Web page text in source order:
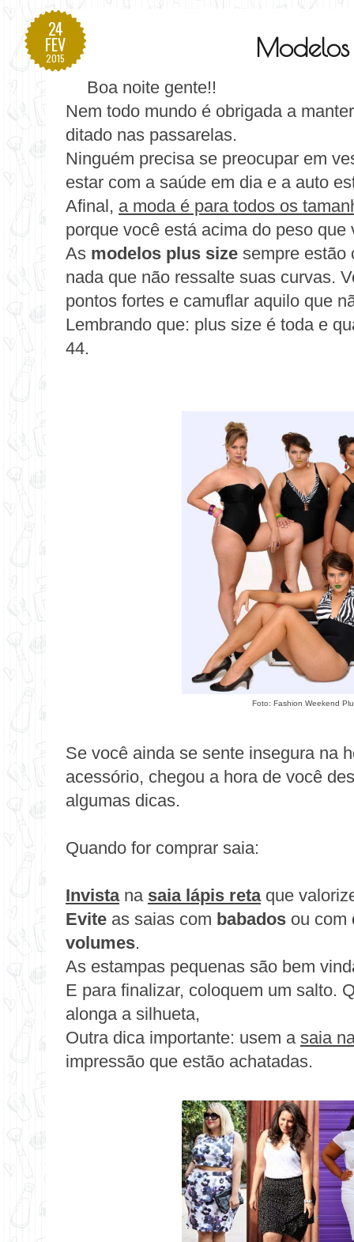
24
FEV
2015 Modelos
Boa noite gente!!
Nem todo mundo é obrigada a
ditado nas passarelas.
Ninguém precisa se preocupar em
estar com a saúde em dia e a auto
Afinal, a moda é para todos os
porque você está acima do peso
As modelos plus size sempre estão
nada que não ressalte suas curvas.
pontos fortes e camuflar aquilo que
Lembrando que: plus size é toda e
44.
Foto: Fashion Weekend
Se você ainda se sente insegura na
acessório, chegou a hora de você
algumas dicas.
Quando for comprar saia:
Invistana saia lápis retaque
Evite as saias com babados ou com
volumes.
As estampas pequenas são bem
E para finalizar, coloquem um salto.
alonga a silhueta,
Outra dica importante: usem a saia
impressão que estão achatadas.